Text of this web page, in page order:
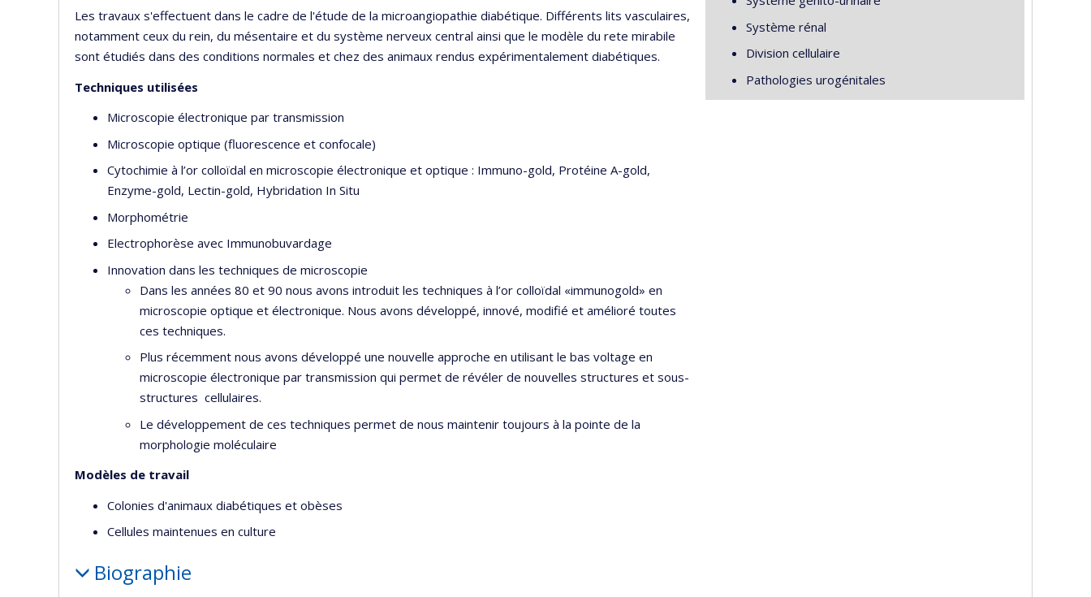
Les travaux s'effectuent dans le cadre de l'étude de la microangiopathie diabétique. Différents lits vasculaires,
notamment ceux du rein, du mésentaire et du système nerveux central ainsi que le modèle du rete mirabile
sont étudiés dans des conditions normales et chez des animaux rendus expérimentalement diabétiques.
Techniques utilisées
Microscopie électronique par transmission
Microscopie optique (fluorescence et confocale)
Cytochimie à l’or colloïdal en microscopie électronique et optique : Immuno-gold, Protéine A-gold,
Enzyme-gold, Lectin-gold, Hybridation In Situ
Morphométrie
Electrophorèse avec Immunobuvardage
Innovation dans les techniques de microscopie
Dans les années 80 et 90 nous avons introduit les techniques à l’or colloïdal «immunogold» en
microscopie optique et électronique. Nous avons développé, innové, modifié et amélioré toutes
ces techniques.
Plus récemment nous avons développé une nouvelle approche en utilisant le bas voltage en
microscopie électronique par transmission qui permet de révéler de nouvelles structures et sous-
structures cellulaires.
Le développement de ces techniques permet de nous maintenir toujours à la pointe de la
morphologie moléculaire
Modèles de travail
Colonies d'animaux diabétiques et obèses
Cellules maintenues en culture
Biographie
Système rénal
Division cellulaire
Pathologies urogénitales